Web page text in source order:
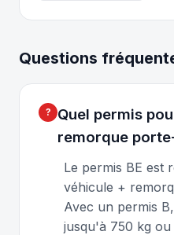
Questions
Quel permis
remorque
Le permis BE est
véhicule +
Avec un permis
jusqu'à 750 kg